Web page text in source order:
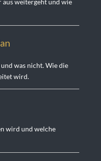
aus weitergeht und wie
was nicht. Wie die
wird.
wird und welche